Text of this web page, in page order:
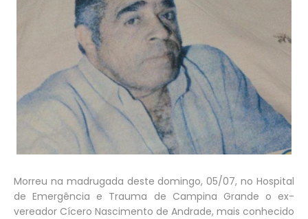
Morreu na madrugada deste domingo, 05/07, no Hospital
de Emergência e Trauma de Campina Grande o ex-
vereador Cícero Nascimento de Andrade, mais conhecido